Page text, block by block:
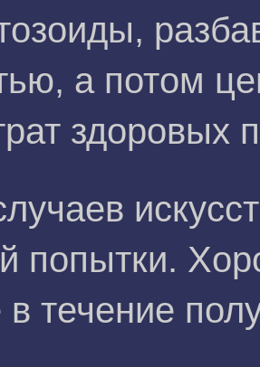
а потом
здоровых
попытки.
в течение